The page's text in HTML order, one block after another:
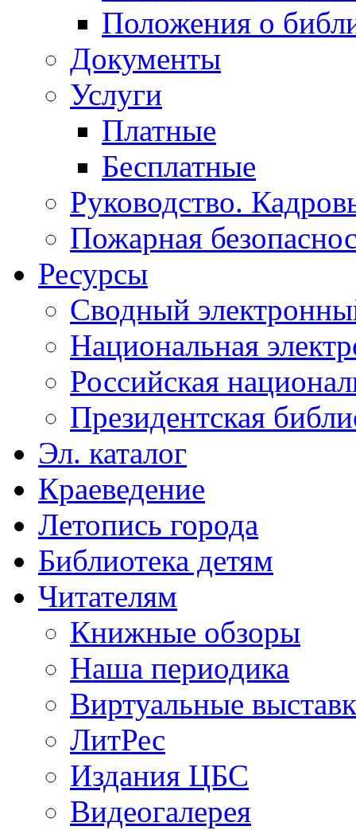
Положения о
Документы
Услуги
Платные
Бесплатные
Руководство.
Пожарная
Ресурсы
Сводный
Национальная
Российская
Президентская
Эл. каталог
Краеведение
Летопись города
Библиотека детям
Читателям
Книжные обзоры
Наша периодика
Виртуальные
ЛитРес
Издания ЦБС
Видеогалерея